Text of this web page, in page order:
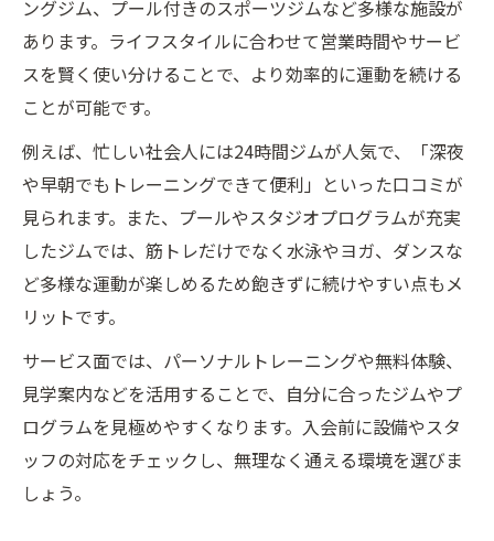
ングジム、プール付きのスポーツジムなど多様な施設が
あります。ライフスタイルに合わせて営業時間やサービ
スを賢く使い分けることで、より効率的に運動を続ける
ことが可能です。
例えば、忙しい社会人には24時間ジムが人気で、「深夜
や早朝でもトレーニングできて便利」といった口コミが
見られます。また、プールやスタジオプログラムが充実
したジムでは、筋トレだけでなく水泳やヨガ、ダンスな
ど多様な運動が楽しめるため飽きずに続けやすい点もメ
リットです。
サービス面では、パーソナルトレーニングや無料体験、
見学案内などを活用することで、自分に合ったジムやプ
ログラムを見極めやすくなります。入会前に設備やスタ
ッフの対応をチェックし、無理なく通える環境を選びま
しょう。